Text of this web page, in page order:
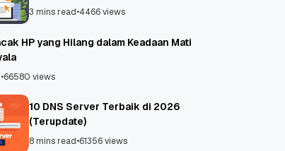
Untungnya?
3 mins read•4466 views
HP yang Hilang dalam Keadaan Mati
•66580 views
10 DNS Server Terbaik di 2026
(Terupdate)
8 mins read•61356 views